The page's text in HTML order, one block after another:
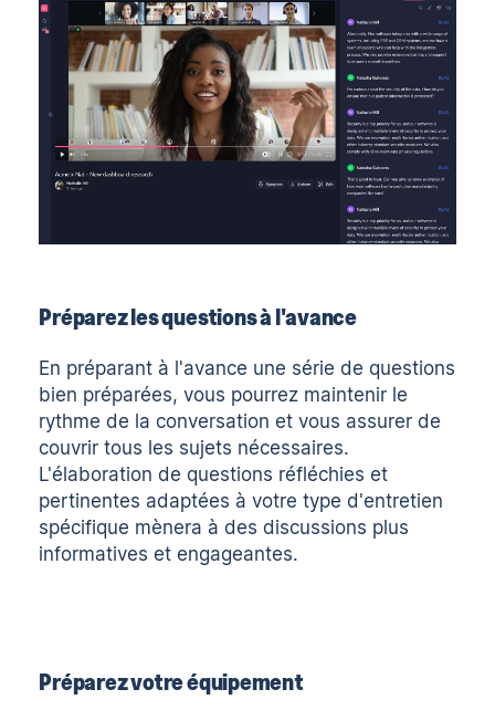
Préparez les questions à l'avance
En préparant à l'avance une série de questions
bien préparées, vous pourrez maintenir le
rythme de la conversation et vous assurer de
couvrir tous les sujets nécessaires.
L'élaboration de questions réfléchies et
pertinentes adaptées à votre type d'entretien
spécifique mènera à des discussions plus
informatives et engageantes.
Préparez votre équipement